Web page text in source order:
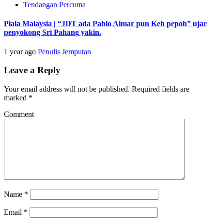
Tendangan Percuma
Piala Malaysia | “JDT ada Pablo Aimar pun Keh pepoh” ujar
penyokong Sri Pahang yakin.
1 year ago Penulis Jemputan
Leave a Reply
Your email address will not be published. Required fields are
marked *
Comment
Name *
Email *